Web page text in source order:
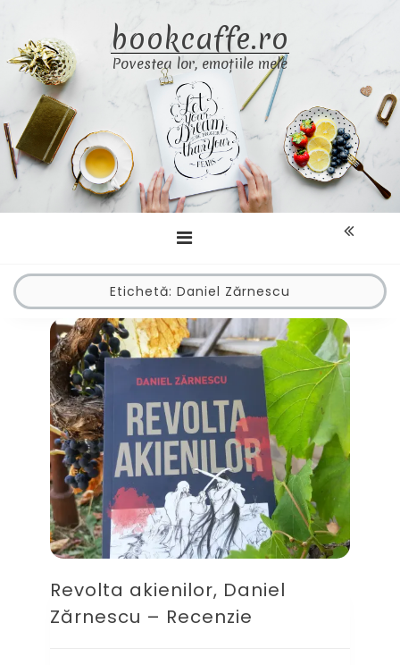
content
bookcaffe.ro
Povestea lor, emoțiile mele
Etichetă: Daniel Zărnescu
Revolta akienilor, Daniel
Zărnescu – Recenzie